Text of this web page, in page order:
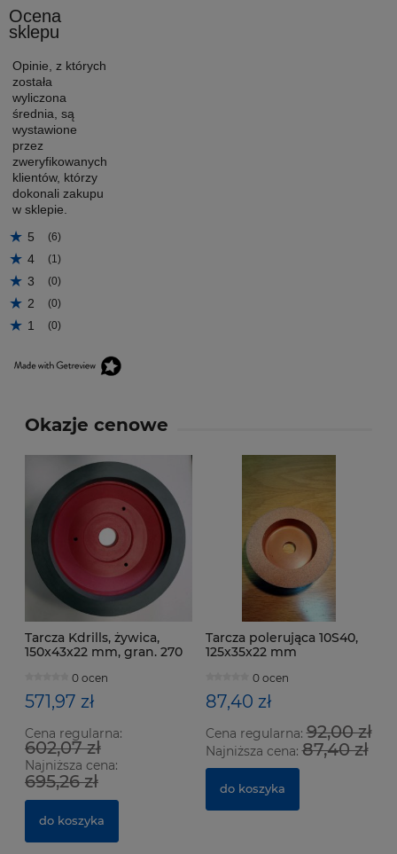
Ocena
sklepu
Opinie, z których
została
wyliczona
średnia, są
wystawione
przez
zweryfikowanych
klientów, którzy
dokonali zakupu
w sklepie.
5
(6)
4 (1)
3 (0)
2 (0)
1 (0)
Okazje cenowe
Tarcza Kdrills, żywica,
150x43x22 mm, gran. 270
0 ocen
571,97 zł
Cena regularna:
602,07 zł
Najniższa cena:
695,26 zł
do koszyka
Tarcza polerująca 10S40,
125x35x22 mm
0 ocen
87,40 zł
Cena regularna:92,00 zł
Najniższa cena:87,40 zł
do koszyka